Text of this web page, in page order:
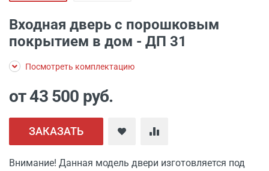
Входная дверь с порошковым
покрытием в дом - ДП 31
Посмотреть комплектацию
от 43 500 руб.
ЗАКАЗАТЬ
Внимание! Данная модель двери изготовляется под